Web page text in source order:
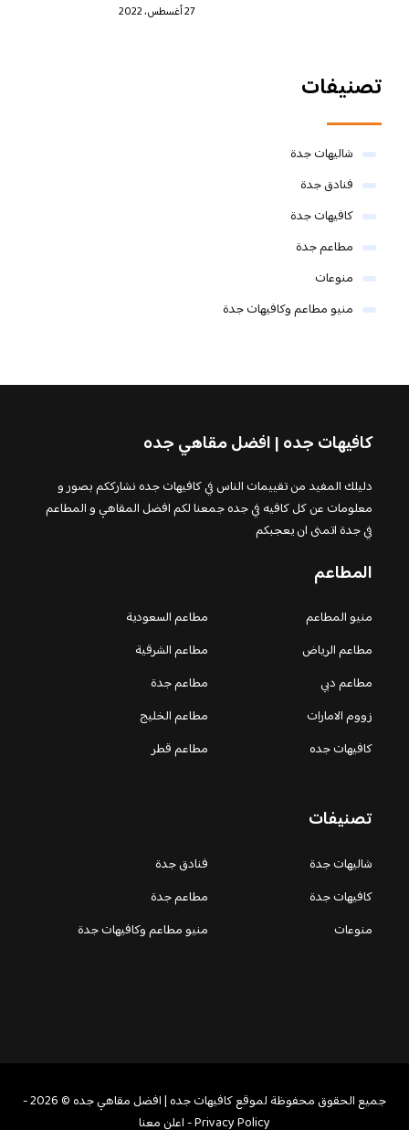
27 أغسطس، 2022
تصنيفات
شاليهات جدة
فنادق جدة
كافيهات جدة
مطاعم جدة
منوعات
منيو مطاعم وكافيهات جدة
كافيهات جده | افضل مقاهي جده
دليلك المفيد من تقييمات الناس في كافيهات جده نشارككم بصور و
معلومات عن كل كافيه في جده جمعنا لكم افضل المقاهي و المطاعم
في جدة اتمنى ان يعجبكم
المطاعم
منيو المطاعم
مطاعم السعودية
مطاعم الرياض
مطاعم الشرقية
مطاعم دبي
مطاعم جدة
زووم الامارات
مطاعم الخليج
كافيهات جده
مطاعم قطر
تصنيفات
شاليهات جدة
فنادق جدة
كافيهات جدة
مطاعم جدة
منوعات
منيو مطاعم وكافيهات جدة
جميع الحقوق محفوظة لموقع كافيهات جده | افضل مقاهي جده © 2026 -
Privacy Policy
-اعلن معنا